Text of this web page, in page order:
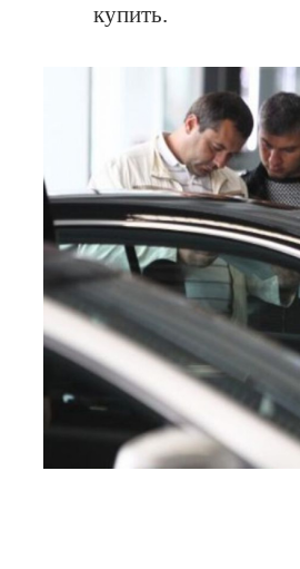
купить.